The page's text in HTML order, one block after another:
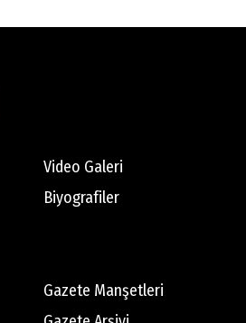
Video Galeri
Biyografiler
Gazete Manşetleri